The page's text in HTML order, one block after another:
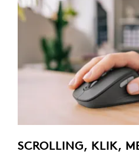
SCROLLING, KLIK,